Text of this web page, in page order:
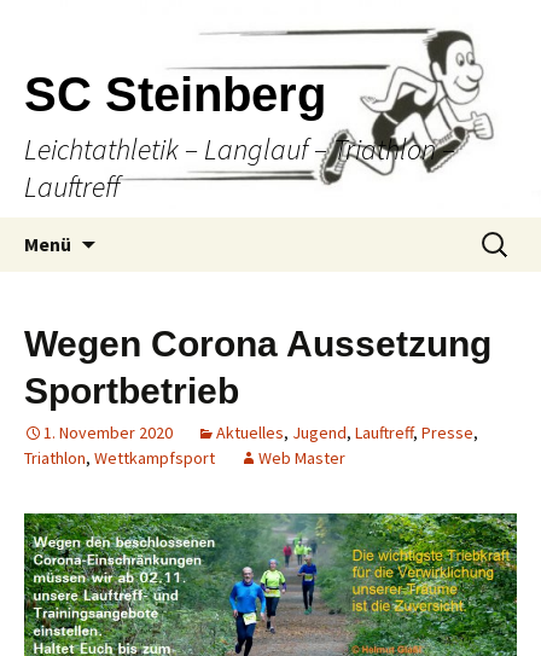
SC Steinberg
Leichtathletik – Langlauf – Triathlon –
Lauftreff
Menü
Suche
nach:
Wegen Corona Aussetzung
Sportbetrieb
1. November 2020 Aktuelles, Jugend, Lauftreff, Presse,
Triathlon, Wettkampfsport Web Master